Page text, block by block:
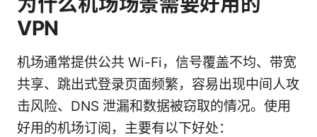
VPN
机场通常提供公共 Wi-Fi，信号覆盖不均、带宽
共享、跳出式登录页面频繁，容易出现中间人攻
击风险、DNS 泄漏和数据被窃取的情况。使用
好用的机场订阅，主要有以下好处：